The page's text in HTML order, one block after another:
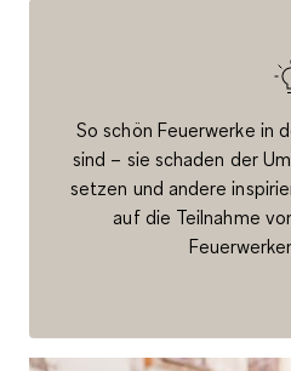
So schön Feuerwerke in
sind – sie schaden der
setzen und andere
auf die Teilnahme